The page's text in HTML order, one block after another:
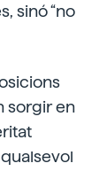
sinó “no
sorgir en